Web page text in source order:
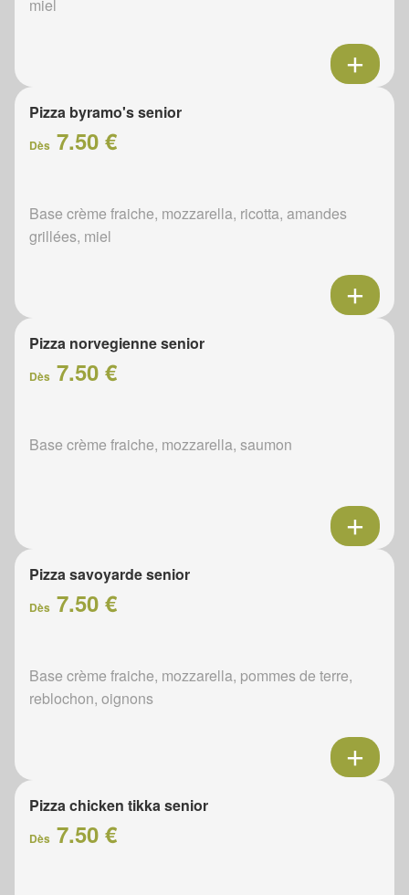
miel
Pizza byramo's senior
Dès 7.50 €
Base crème fraiche, mozzarella, ricotta, amandes
grillées, miel
Pizza norvegienne senior
Dès 7.50 €
Base crème fraiche, mozzarella, saumon
Pizza savoyarde senior
Dès 7.50 €
Base crème fraiche, mozzarella, pommes de terre,
reblochon, oignons
Pizza chicken tikka senior
Dès 7.50 €